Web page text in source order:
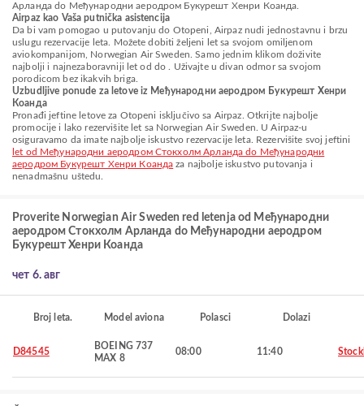
Арланда do Међународни аеродром Букурешт Хенри Коанда.
Airpaz kao Vaša putnička asistencija
Da bi vam pomogao u putovanju do Otopeni, Airpaz nudi jednostavnu i brzu
uslugu rezervacije leta. Možete dobiti željeni let sa svojom omiljenom
aviokompanijom, Norwegian Air Sweden. Samo jednim klikom doživite
najbolji i najnezaboravniji let od do . Uživajte u divan odmor sa svojom
porodicom bez ikakvih briga.
Uzbudljive ponude za letove iz Међународни аеродром Букурешт Хенри
Коанда
Pronađi jeftine letove za Otopeni isključivo sa Airpaz. Otkrijte najbolje
promocije i lako rezervišite let sa Norwegian Air Sweden. U Airpaz-u
osiguravamo da imate najbolje iskustvo rezervacije leta. Rezervišite svoj jeftini
let od Међународни аеродром Стокхолм Арланда do Међународни
аеродром Букурешт Хенри Коанда za najbolje iskustvo putovanja i
nenadmašnu uštedu.
Proverite Norwegian Air Sweden red letenja od Међународни
аеродром Стокхолм Арланда do Међународни аеродром
Букурешт Хенри Коанда
чет 6. авг
Broj leta. Model aviona Polasci Dolazi
D84545
BOEING 737
MAX 8
08:00 11:40